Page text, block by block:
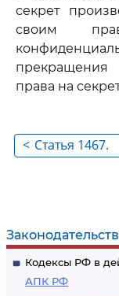
Кодексы РФ в
АПК РФ
секрет
своим
права на
< Статья 1467.